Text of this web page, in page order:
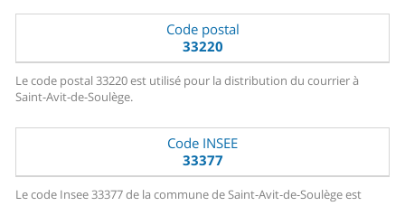
Code postal
33220
Le code postal 33220 est utilisé pour la distribution du courrier à
Saint-Avit-de-Soulège.
Code INSEE
33377
Le code Insee 33377 de la commune de Saint-Avit-de-Soulège est